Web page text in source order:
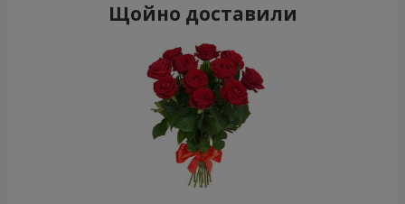
Щойно доставили